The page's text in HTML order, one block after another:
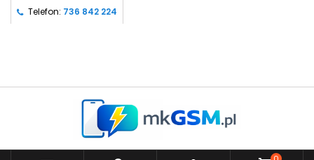
Telefon: 736 842 224